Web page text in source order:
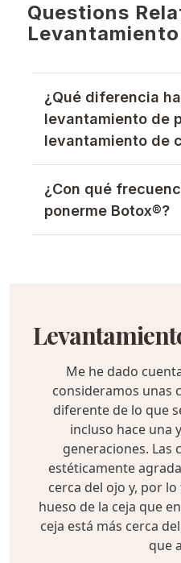
Questions
¿Qué diferencia
levantamiento de
levantamiento de
¿Con qué
ponerme Botox®?
Me he dado
consideramos unas
diferente de lo que
incluso hace una
generaciones. Las
estéticamente
cerca del ojo y, por
hueso de la ceja que
ceja está más cerca
que